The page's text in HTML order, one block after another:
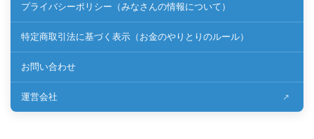
プライバシーポリシー（みなさんの情報について）
特定商取引法に基づく表示（お金のやりとりのルール）
お問い合わせ
運営会社